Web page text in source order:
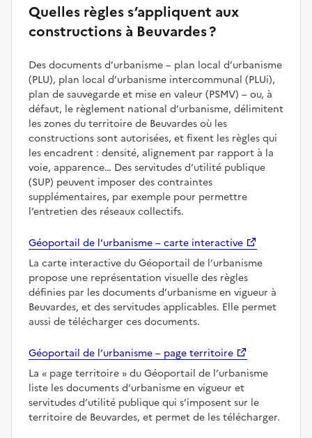
Quelles règles s’appliquent aux
constructions à Beuvardes ?
Des documents d’urbanisme – plan local d’urbanisme
(PLU), plan local d’urbanisme intercommunal (PLUi),
plan de sauvegarde et mise en valeur (PSMV) – ou, à
défaut, le règlement national d’urbanisme, délimitent
les zones du territoire de Beuvardes où les
constructions sont autorisées, et fixent les règles qui
les encadrent : densité, alignement par rapport à la
voie, apparence… Des servitudes d’utilité publique
(SUP) peuvent imposer des contraintes
supplémentaires, par exemple pour permettre
l’entretien des réseaux collectifs.
Géoportail de l’urbanisme – carte interactive
La carte interactive du Géoportail de l’urbanisme
propose une représentation visuelle des règles
définies par les documents d’urbanisme en vigueur à
Beuvardes, et des servitudes applicables. Elle permet
aussi de télécharger ces documents.
Géoportail de l’urbanisme – page territoire
La
page territoire
du Géoportail de l’urbanisme
liste les documents d’urbanisme en vigueur et
servitudes d’utilité publique qui s’imposent sur le
territoire de Beuvardes, et permet de les télécharger.